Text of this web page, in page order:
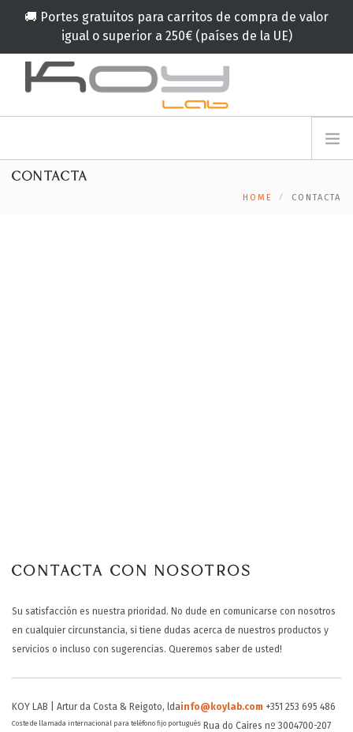
🚚 Portes gratuitos para carritos de compra de valor
igual o superior a 250€ (países de la UE)
REGISTRESE
CONTACTA
HOME CONTACTA
CONTACTA CON NOSOTROS
Su satisfacción es nuestra prioridad. No dude en comunicarse con nosotros
en cualquier circunstancia, si tiene dudas acerca de nuestros productos y
servicios o incluso con sugerencias. Queremos saber de usted!
KOY LAB | Artur da Costa & Reigoto, ldainfo@koylab.com +351 253 695 486
Coste de llamada internacional para teléfono fijo portugués Rua do Caires nº 3004700-207